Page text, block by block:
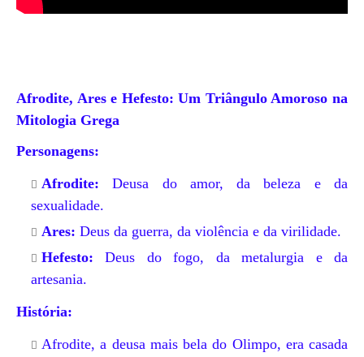
Afrodite, Ares e Hefesto: Um Triângulo Amoroso na
Mitologia Grega
Personagens:
Afrodite: Deusa do amor, da beleza e da
sexualidade.
Ares: Deus da guerra, da violência e da virilidade.
Hefesto: Deus do fogo, da metalurgia e da
artesania.
História:
Afrodite, a deusa mais bela do Olimpo, era casada